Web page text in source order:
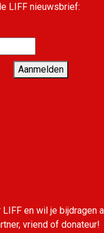
LIFF nieuwsbrief:
Aanmelden
en wil je bijdragen
vriend of donateur!